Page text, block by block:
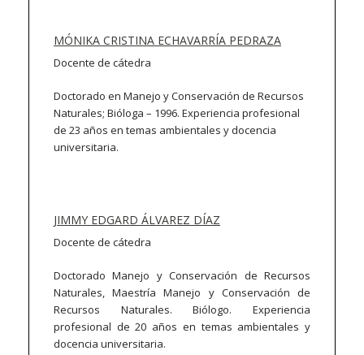
MÓNIKA CRISTINA ECHAVARRÍA PEDRAZA
Docente de cátedra
Doctorado en Manejo y Conservación de Recursos
Naturales; Bióloga – 1996. Experiencia profesional
de 23 años en temas ambientales y docencia
universitaria.
JIMMY EDGARD ÁLVAREZ DÍAZ
Docente de cátedra
Doctorado Manejo y Conservación de Recursos
Naturales, Maestría Manejo y Conservación de
Recursos Naturales. Biólogo. Experiencia
profesional de 20 años en temas ambientales y
docencia universitaria.